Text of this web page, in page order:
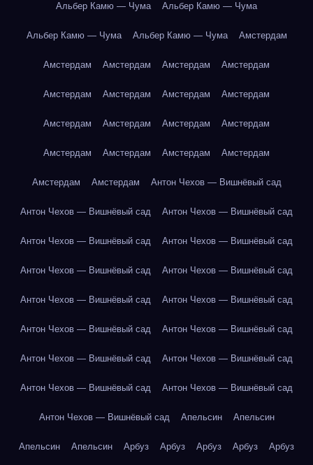
Альбер Камю — Чума Альбер Камю — Чума
Альбер Камю — Чума Альбер Камю — Чума Амстердам
Амстердам Амстердам Амстердам Амстердам
Амстердам Амстердам Амстердам Амстердам
Амстердам Амстердам Амстердам Амстердам
Амстердам Амстердам Амстердам Амстердам
Амстердам Амстердам Антон Чехов — Вишнёвый сад
Антон Чехов — Вишнёвый сад Антон Чехов — Вишнёвый сад
Антон Чехов — Вишнёвый сад Антон Чехов — Вишнёвый сад
Антон Чехов — Вишнёвый сад Антон Чехов — Вишнёвый сад
Антон Чехов — Вишнёвый сад Антон Чехов — Вишнёвый сад
Антон Чехов — Вишнёвый сад Антон Чехов — Вишнёвый сад
Антон Чехов — Вишнёвый сад Антон Чехов — Вишнёвый сад
Антон Чехов — Вишнёвый сад Антон Чехов — Вишнёвый сад
Антон Чехов — Вишнёвый сад Апельсин Апельсин
Апельсин Апельсин Арбуз Арбуз Арбуз Арбуз Арбуз